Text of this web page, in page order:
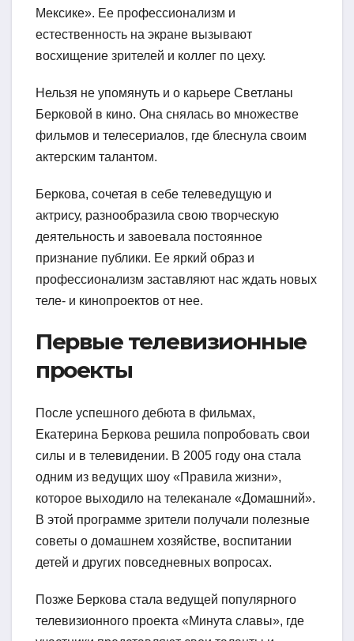
Мексике». Ее профессионализм и
естественность на экране вызывают
восхищение зрителей и коллег по цеху.
Нельзя не упомянуть и о карьере Светланы
Берковой в кино. Она снялась во множестве
фильмов и телесериалов, где блеснула своим
актерским талантом.
Беркова, сочетая в себе телеведущую и
актрису, разнообразила свою творческую
деятельность и завоевала постоянное
признание публики. Ее яркий образ и
профессионализм заставляют нас ждать новых
теле- и кинопроектов от нее.
Первые телевизионные
проекты
После успешного дебюта в фильмах,
Екатерина Беркова решила попробовать свои
силы и в телевидении. В 2005 году она стала
одним из ведущих шоу «Правила жизни»,
которое выходило на телеканале «Домашний».
В этой программе зрители получали полезные
советы о домашнем хозяйстве, воспитании
детей и других повседневных вопросах.
Позже Беркова стала ведущей популярного
телевизионного проекта «Минута славы», где